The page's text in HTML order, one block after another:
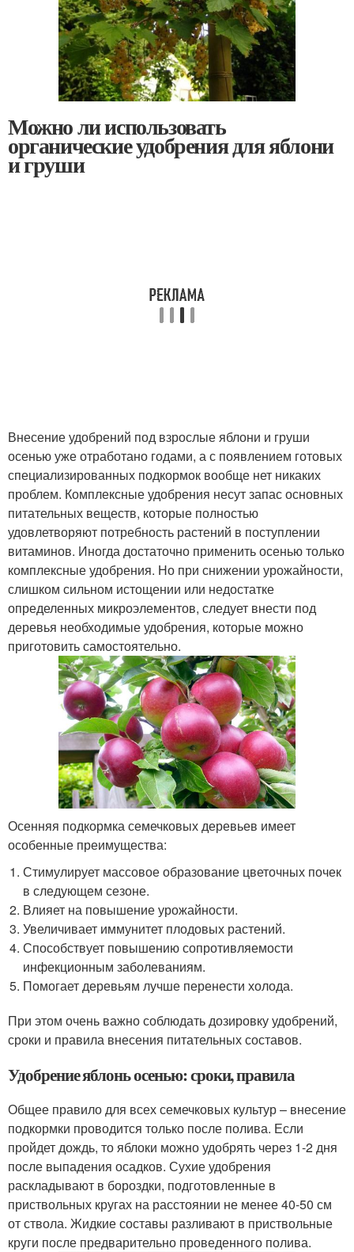
Можно ли использовать
органические удобрения для яблони
и груши
Внесение удобрений под взрослые яблони и груши
осенью уже отработано годами, а с появлением готовых
специализированных подкормок вообще нет никаких
проблем. Комплексные удобрения несут запас основных
питательных веществ, которые полностью
удовлетворяют потребность растений в поступлении
витаминов. Иногда достаточно применить осенью только
комплексные удобрения. Но при снижении урожайности,
слишком сильном истощении или недостатке
определенных микроэлементов, следует внести под
деревья необходимые удобрения, которые можно
приготовить самостоятельно.
Осенняя подкормка семечковых деревьев имеет
особенные преимущества:
Стимулирует массовое образование цветочных почек
в следующем сезоне.
Влияет на повышение урожайности.
Увеличивает иммунитет плодовых растений.
Способствует повышению сопротивляемости
инфекционным заболеваниям.
Помогает деревьям лучше перенести холода.
При этом очень важно соблюдать дозировку удобрений,
сроки и правила внесения питательных составов.
Удобрение яблонь осенью: сроки, правила
Общее правило для всех семечковых культур – внесение
подкормки проводится только после полива. Если
пройдет дождь, то яблоки можно удобрять через 1-2 дня
после выпадения осадков. Сухие удобрения
раскладывают в бороздки, подготовленные в
приствольных кругах на расстоянии не менее 40-50 см
от ствола. Жидкие составы разливают в приствольные
круги после предварительно проведенного полива.